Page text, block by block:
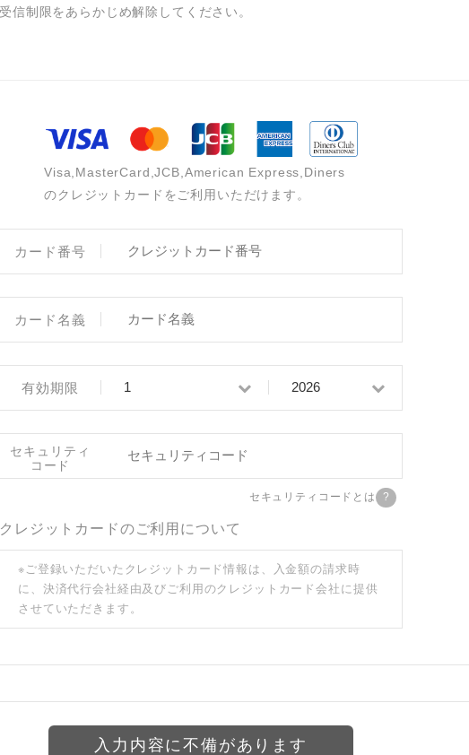
受信制限をあらかじめ解除してください。
Visa,MasterCard,JCB,American Express,Diners
のクレジットカードをご利用いただけます。
カード番号
カード名義
有効期限
セキュリティ
コード
セキュリティコードとは
クレジットカードのご利用について
※ご登録いただいたクレジットカード情報は、入金額の請求時
に、決済代行会社経由及びご利用のクレジットカード会社に提供
させていただきます。
入力内容に不備があります